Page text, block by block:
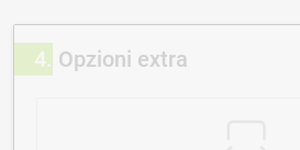
4 Opzioni extra